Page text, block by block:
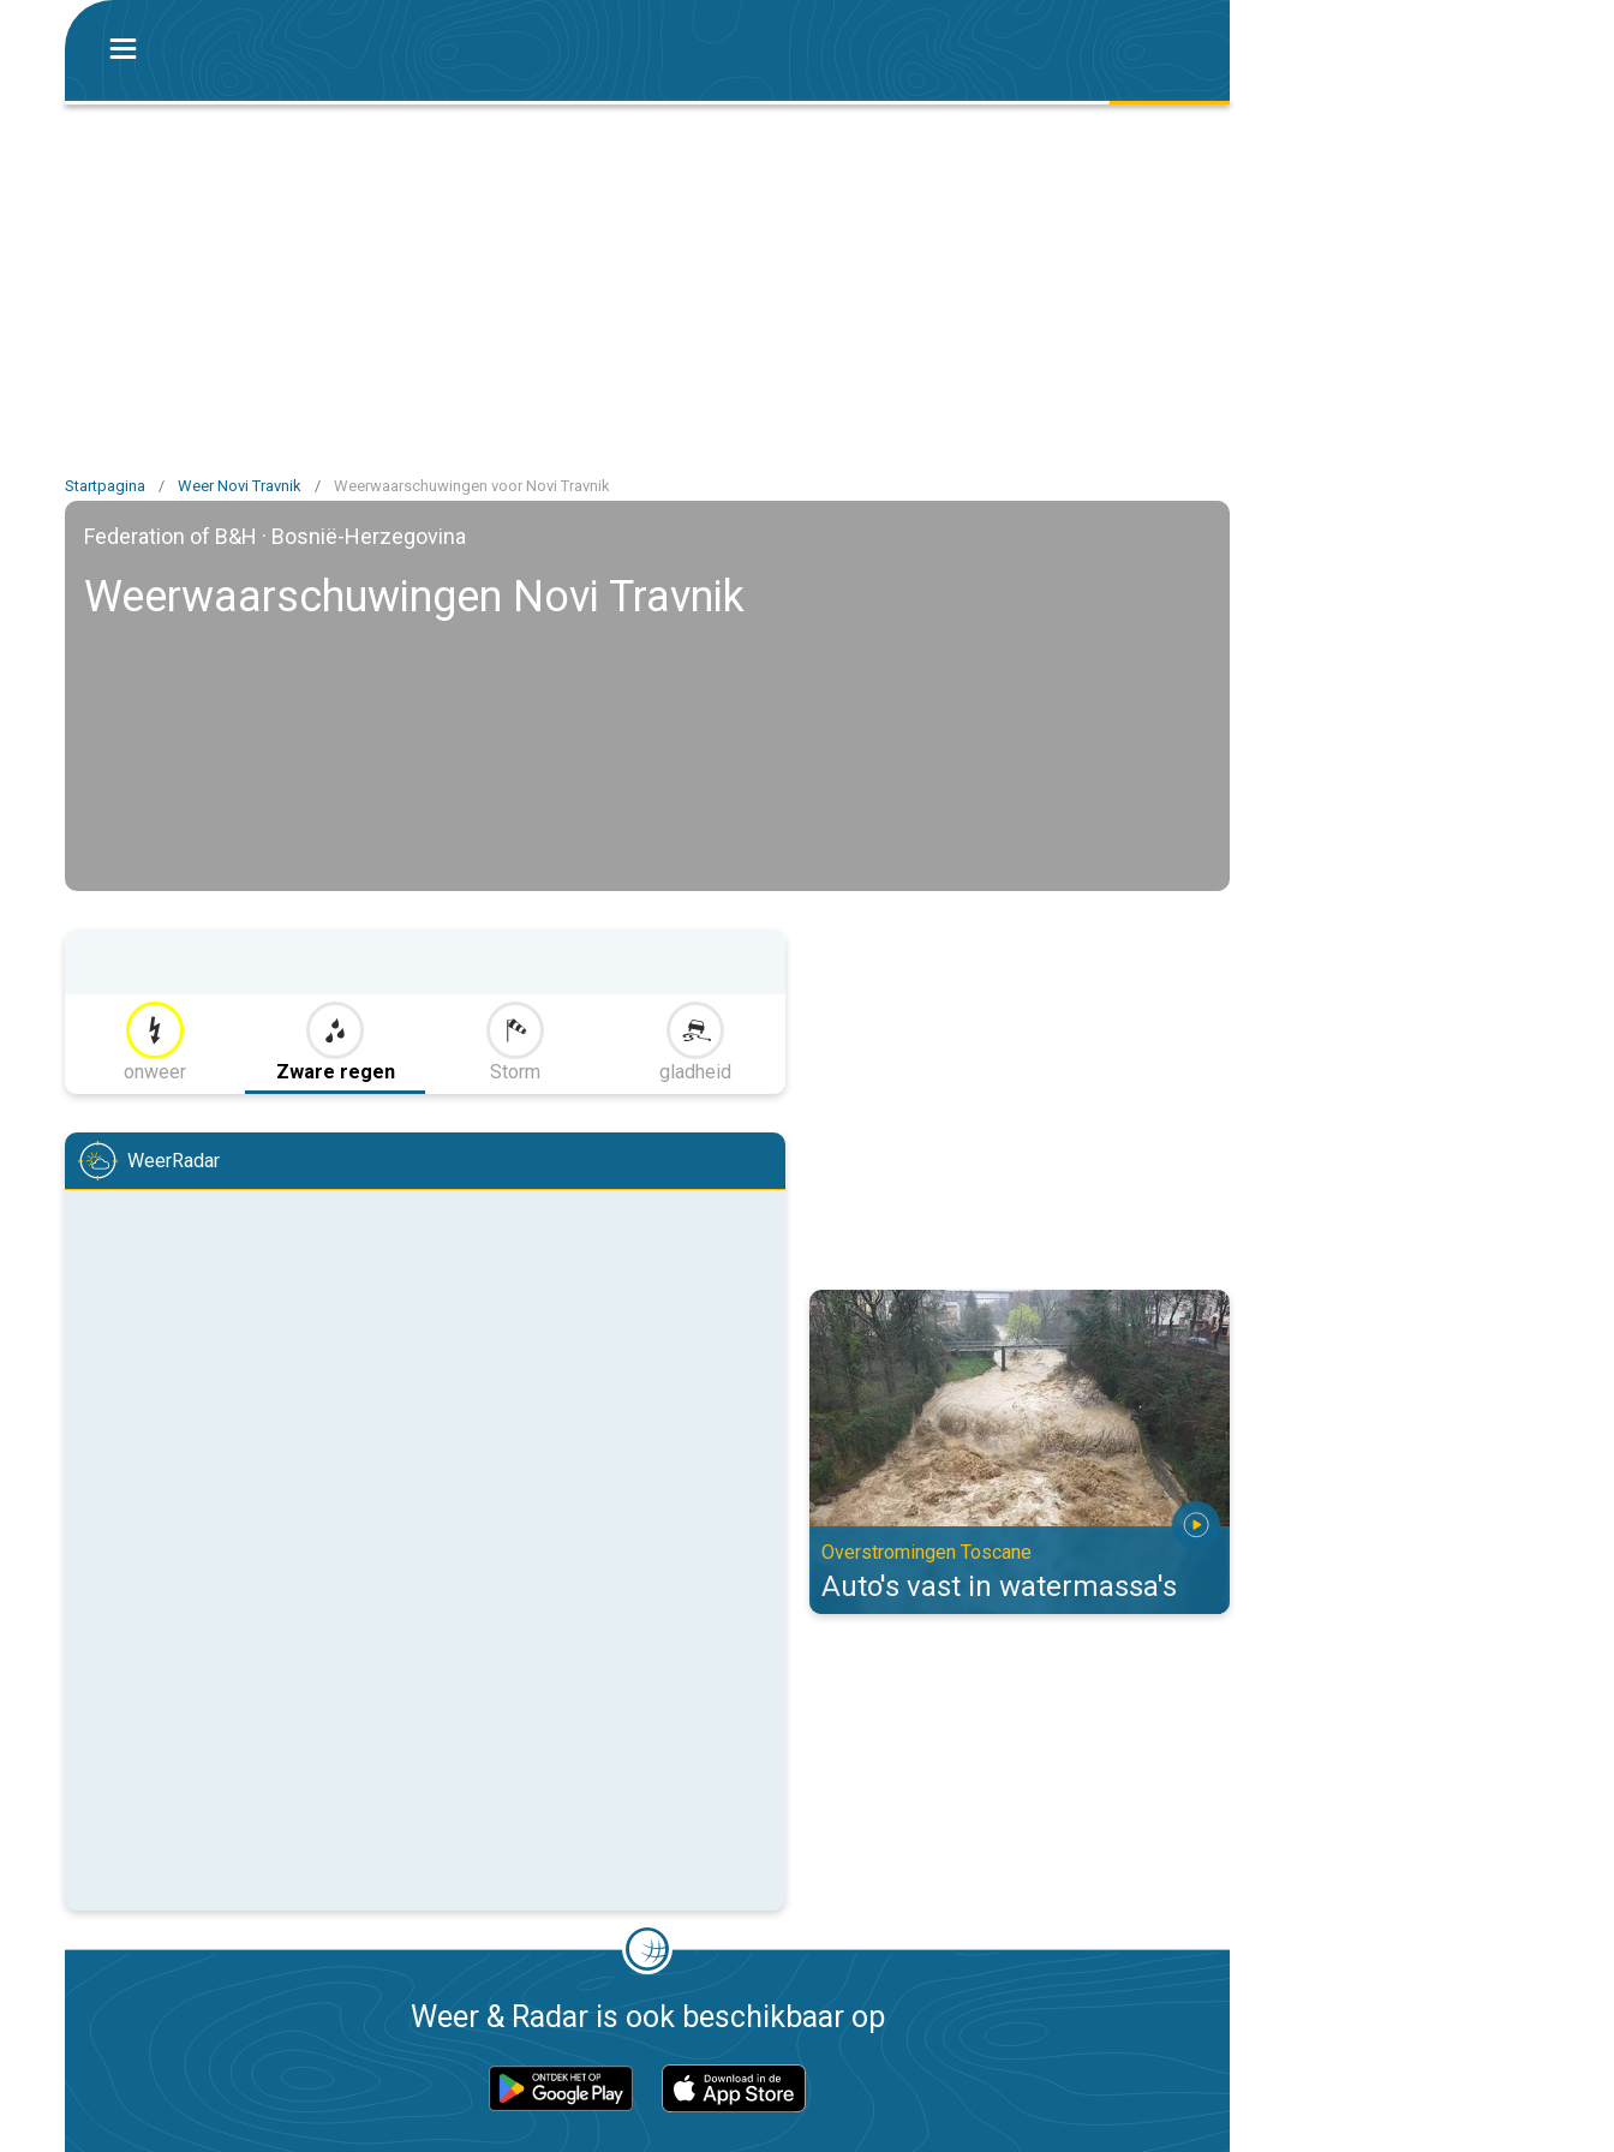
Startpagina / Weer Novi Travnik / Weerwaarschuwingen voor Novi Travnik
Federation of B&H · Bosnië-Herzegovina
Weerwaarschuwingen Novi Travnik
onweer Zware regen Storm gladheid
WeerRadar
Auto's vast in watermassa's. Overstromingen Toscane. . .
Overstromingen Toscane
Auto's vast in watermassa's
Weer & Radar is ook beschikbaar op